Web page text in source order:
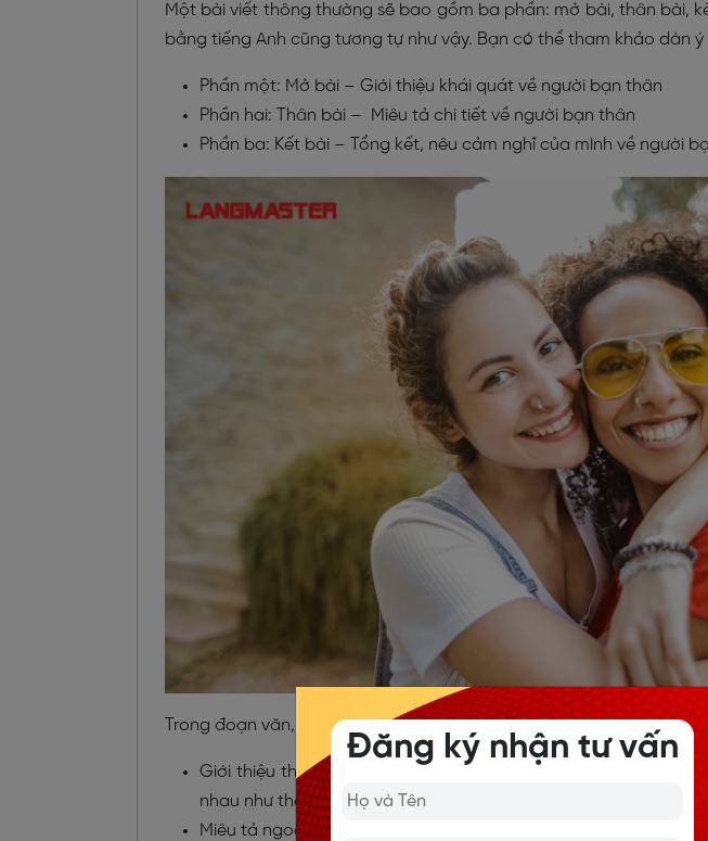
Một bài viết thông thường sẽ bao gồm ba phần: mở bài, thân bài,
bằng tiếng Anh cũng tương tự như vậy. Bạn có thể tham khảo dàn
Phần một: Mở bài – Giới thiệu khái quát về người bạn thân
Phần hai: Thân bài – Miêu tả chi tiết về người bạn thân
Phần ba: Kết bài – Tổng kết, nêu cảm nghĩ của mình về người
Trong đoạn văn, bạn cần triển khai những ý quan trọng sau:
Giới thiệu thông tin cơ bản của người bạn thân: người bạn
nhau như thế nào…
Miêu tả ngoại hình của người bạn thân: chiều cao, béo, gầy...
Đăng ký nhận tư vấn